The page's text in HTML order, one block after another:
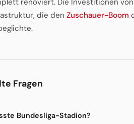
die den Zuschauer-Boom
Fragen
Bundesliga-Stadion?